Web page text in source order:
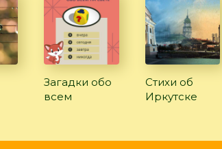
Загадки обо
всем
Стихи об
Иркутске